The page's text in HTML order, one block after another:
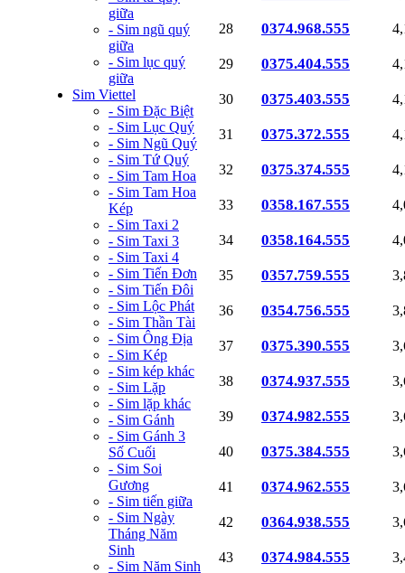
giữa
- Sim ngũ quý
giữa
- Sim lục quý
giữa
Sim Viettel
- Sim Đặc Biệt
- Sim Lục Quý
- Sim Ngũ Quý
- Sim Tứ Quý
- Sim Tam Hoa
- Sim Tam Hoa
Kép
- Sim Taxi 2
- Sim Taxi 3
- Sim Taxi 4
- Sim Tiến Đơn
- Sim Tiến Đôi
- Sim Lộc Phát
- Sim Thần Tài
- Sim Ông Địa
- Sim Kép
- Sim kép khác
- Sim Lặp
- Sim lặp khác
- Sim Gánh
- Sim Gánh 3
Số Cuối
- Sim Soi
Gương
- Sim tiến giữa
- Sim Ngày
Tháng Năm
Sinh
- Sim Năm Sinh
28 0374.968.555
29 0375.404.555
30 0375.403.555
31 0375.372.555
32 0375.374.555
33 0358.167.555
34 0358.164.555
35 0357.759.555
36 0354.756.555
37 0375.390.555
38 0374.937.555
39 0374.982.555
40 0375.384.555
41 0374.962.555
42 0364.938.555
43 0374.984.555